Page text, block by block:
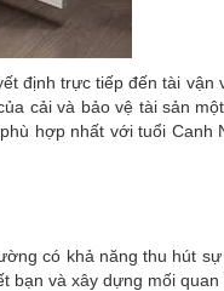
định trực tiếp đến tài vận
cải và bảo vệ tài sản
hợp nhất với tuổi Canh
có khả năng thu hút
bạn và xây dựng mối quan